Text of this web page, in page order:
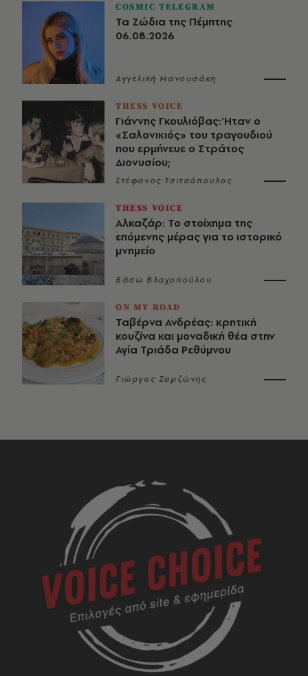
COSMIC TELEGRAM
Τα Ζώδια της Πέμπτης
06.08.2026
Αγγελική Μανουσάκη
THESS VOICE
Γιάννης Γκουλιόβας: Ήταν ο
«Σαλονικιός» του τραγουδιού
που ερμήνευε ο Στράτος
Διονυσίου;
Στέφανος Τσιτσόπουλος
THESS VOICE
Αλκαζάρ: Το στοίχημα της
επόμενης μέρας για το ιστορικό
μνημείο
Βάσω Βλαχοπούλου
ON MY ROAD
Ταβέρνα Ανδρέας: κρητική
κουζίνα και μοναδική θέα στην
Αγία Τριάδα Ρεθύμνου
Γιώργος Ζαρζώνης